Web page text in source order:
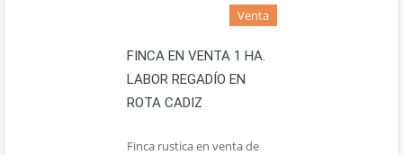
Venta
FINCA EN VENTA 1 HA.
LABOR REGADÍO EN
ROTA CADIZ
Finca rustica en venta de